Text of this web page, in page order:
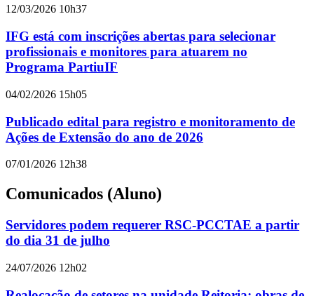
12/03/2026 10h37
IFG está com inscrições abertas para selecionar
profissionais e monitores para atuarem no
Programa PartiuIF
04/02/2026 15h05
Publicado edital para registro e monitoramento de
Ações de Extensão do ano de 2026
07/01/2026 12h38
Comunicados (Aluno)
Servidores podem requerer RSC-PCCTAE a partir
do dia 31 de julho
24/07/2026 12h02